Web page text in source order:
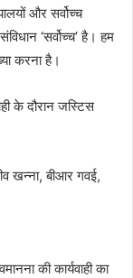
और सर्वोच्च
‘सर्वोच्च’ है। हम
करना है।
के दौरान जस्टिस
खन्ना, बीआर गवई,
की कार्यवाही का